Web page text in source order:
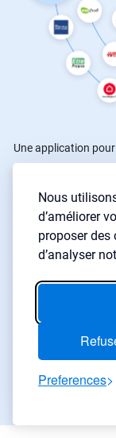
Nous
d’améliorer
proposer des
d’analyser
Preferences
Une application
agrégateur
annonces
où que vous soyez
LyBox met à votre
de 1500 sites
Trouvez
tout-en-un pour les